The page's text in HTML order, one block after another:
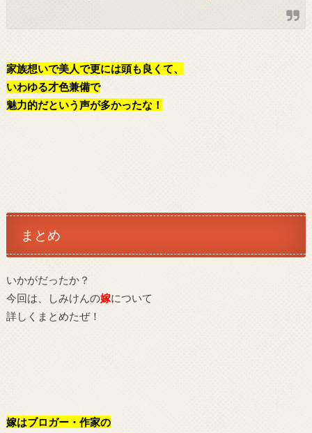
家族想いで美人で更には頭も良くて、
いわゆる才色兼備で
魅力的だという声が多かったな！
まとめ
いかがだったか？
今回は、しみけんの嫁について
詳しくまとめたぜ！
嫁はブロガー・作家の